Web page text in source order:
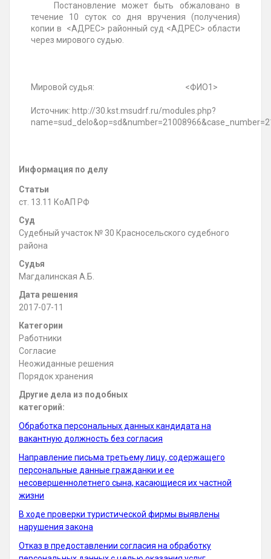
Постановление может быть обжаловано в
течение 10 суток со дня вручения (получения)
копии в <АДРЕС> районный суд <АДРЕС> области
через мирового судью.
Мировой судья: <ФИО1>
Источник: http://30.kst.msudrf.ru/modules.php?
Информация по делу
Статьи
ст. 13.11 КоАП РФ
Суд
Судебный участок № 30 Красносельского судебного
района
Судья
Магдалинская А.Б.
Дата решения
2017-07-11
Категории
Работники
Согласие
Неожиданные решения
Порядок хранения
Другие дела из подобных
категорий:
Обработка персональных данных кандидата на
вакантную должность без согласия
Направление письма третьему лицу, содержащего
персональные данные гражданки и ее
несовершеннолетнего сына, касающиеся их частной
жизни
В ходе проверки туристической фирмы выявлены
нарушения закона
Отказ в предоставлении согласия на обработку